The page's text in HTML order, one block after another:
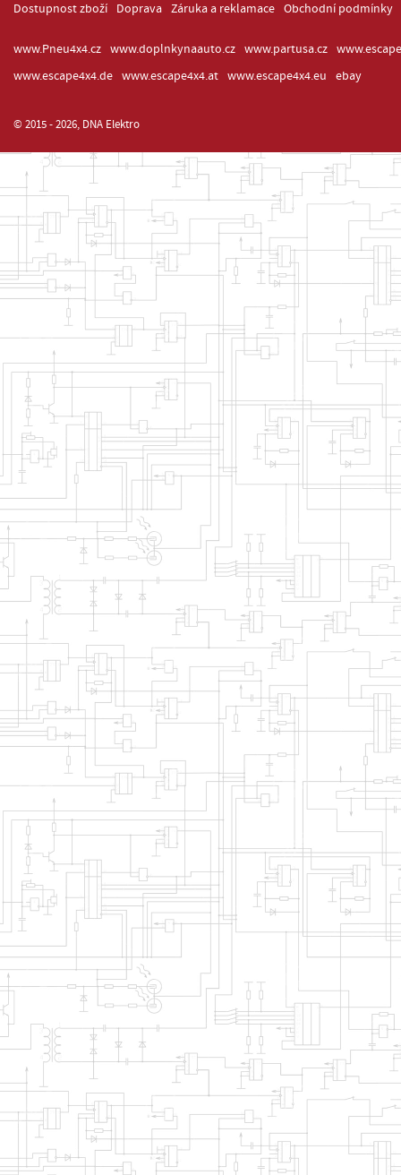
Dostupnost zboží Doprava Záruka a reklamace Obchodní podmínky
www.Pneu4x4.cz www.doplnkynaauto.cz www.partusa.cz
www.escape4x4.de
www.escape4x4.at www.escape4x4.eu ebay
© 2015 - 2026, DNA Elektro